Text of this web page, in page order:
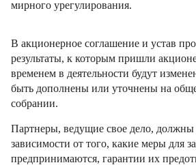
мирного урегулирования.
В акционерное соглашение и устав
результаты, к которым пришли
временем в деятельности будут
быть дополнены или уточнены на
собрании.
Партнеры, ведущие свое дело, должны
зависимости от того, какие меры для
предпринимаются, гарантии их